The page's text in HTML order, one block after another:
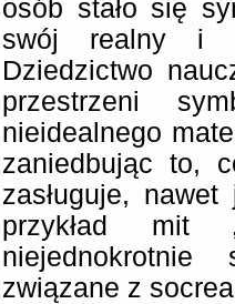
osób stało się
swój realny i
Dziedzictwo
przestrzeni
nieidealnego
zaniedbując to,
zasługuje,
przykład mit
związane z